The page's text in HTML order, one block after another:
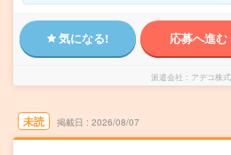
気になる! 応募へ進む
派遣会社 アデコ株
未読 掲載日 2026/08/07